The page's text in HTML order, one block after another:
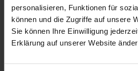
personalisieren, Funktionen für
können und die Zugriffe auf unsere
Sie können Ihre Einwilligung
Erklärung auf unserer Website
zum